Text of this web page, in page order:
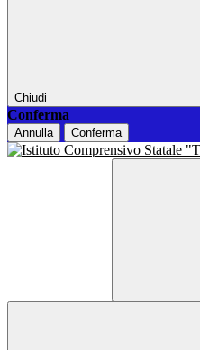
Chiudi
Conferma
Annulla Conferma